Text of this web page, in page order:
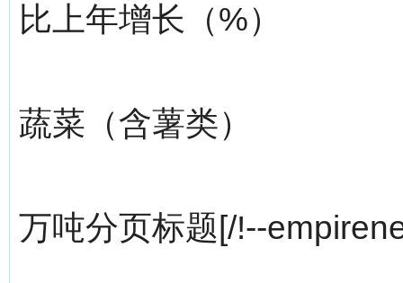
比上年增长（%）
蔬菜（含薯类）
万吨分页标题[/!--